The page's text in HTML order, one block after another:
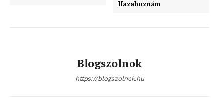
Hazahoznám
Blogszolnok
https://blogszolnok.hu